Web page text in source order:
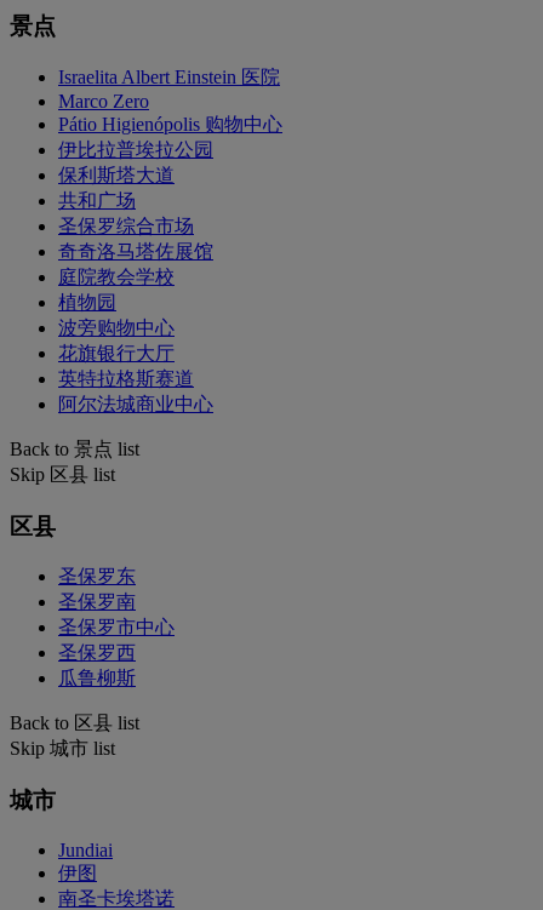
景点
Israelita Albert Einstein 医院
Marco Zero
Pátio Higienópolis 购物中心
伊比拉普埃拉公园
保利斯塔大道
共和广场
圣保罗综合市场
奇奇洛马塔佐展馆
庭院教会学校
植物园
波旁购物中心
花旗银行大厅
英特拉格斯赛道
阿尔法城商业中心
Back to 景点 list
Skip 区县 list
区县
圣保罗东
圣保罗南
圣保罗市中心
圣保罗西
瓜鲁柳斯
Back to 区县 list
Skip 城市 list
城市
Jundiai
伊图
南圣卡埃塔诺